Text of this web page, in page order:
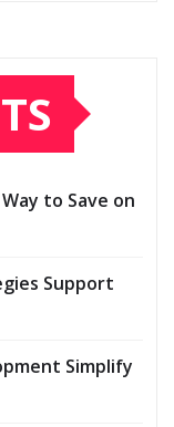
to Save on
Support
Simplify